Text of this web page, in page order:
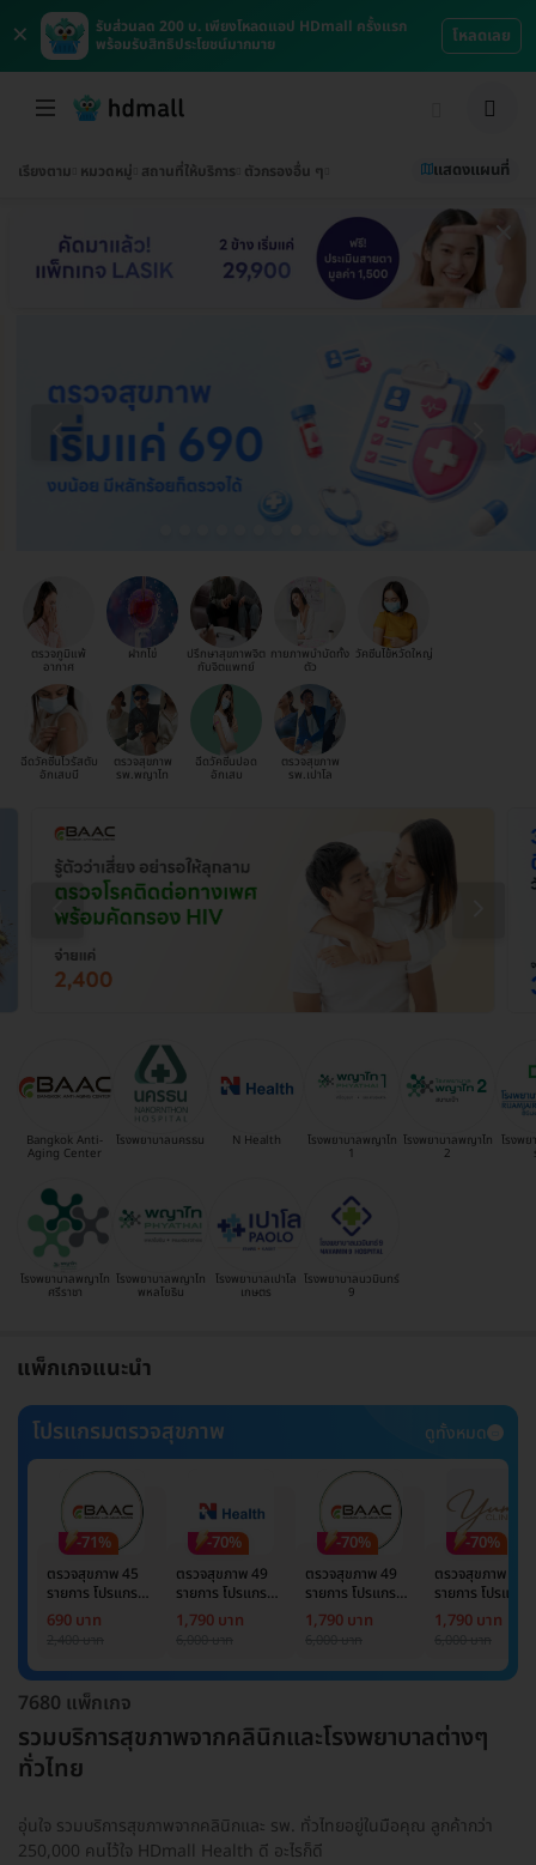
×
รับส่วนลด 200 บ. เพียงโหลดแอป HDmall ครั้งแรก
พร้อมรับสิทธิประโยชน์มากมาย
โหลดเลย
เรียงตาม หมวดหมู่ สถานที่ให้บริการ ตัวกรองอื่น ๆ แสดงแผนที่
ตรวจภูมิแพ้
อากาศ
ฝากไข่ ปรึกษาสุขภาพจิต
กับจิตแพทย์
กายภาพบำบัดทั้ง
ตัว
วัคซีนไข้หวัดใหญ่
ฉีดวัคซีนไวรัสตับ
อักเสบบี
ตรวจสุขภาพ
รพ.พญาไท
ฉีดวัคซีนปอด
อักเสบ
ตรวจสุขภาพ
รพ.เปาโล
Bangkok Anti-
Aging Center
โรงพยาบาลนครธน N Health โรงพยาบาลพญาไท
1
โรงพยาบาลพญาไท
2
โรงพย
โรงพยาบาลพญาไท
ศรีราชา
โรงพยาบาลพญาไท
พหลโยธิน
โรงพยาบาลเปาโล
เกษตร
โรงพยาบาลนวมินทร์
9
แพ็กเกจแนะนำ
โปรแกรมตรวจสุขภาพ
ดูทั้งหมด
-71%
ตรวจสุขภาพ 45
รายการ โปรแกรม
Basic Lab
690 บาท
-70%
ตรวจสุขภาพ 49
รายการ โปรแกรม
Basic Lab +
Cancer Marker
1,790 บาท
-70%
ตรวจสุขภาพ 49
รายการ โปรแกรม
Basic Lab +
Cancer Marker
1,790 บาท
-70%
ตรวจสุขภาพ 49
รายการ โปรแกรม
Basic Lab +
Cancer
1,790 บาท
7680 แพ็กเกจ
รวมบริการสุขภาพจากคลินิกและโรงพยาบาลต่างๆ
ทั่วไทย
อุ่นใจ รวมบริการสุขภาพจากคลินิกและ รพ. ทั่วไทยอยู่ในมือคุณ ลูกค้ากว่า
250,000 คนไว้ใจ HDmall Health ดี อะไรก็ดี